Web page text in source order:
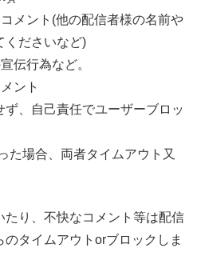
メント(他の配信者様の名前や
くださいなど)
伝行為など。
ント
、自己責任でユーザーブロッ
た場合、両者タイムアウト又
り、不快なコメント等は配信
タイムアウトorブロックしま